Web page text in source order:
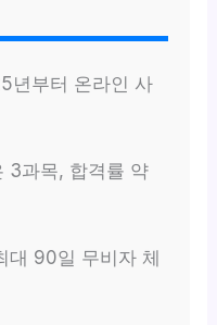
년부터 온라인 사
3과목, 합격률 약
대 90일 무비자 체